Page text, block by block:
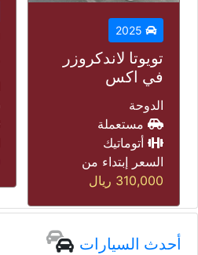
لاند روفر رنج
روفر فوغ
الدوحة
مستعملة
أتوماتيك
السعر إبتداء من
69,000 ريال
أحدث السيارات